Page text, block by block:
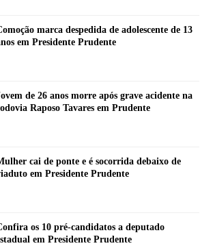
marca despedida de adolescente de 13
em Presidente Prudente
de 26 anos morre após grave acidente na
Raposo Tavares em Prudente
cai de ponte e é socorrida debaixo de
em Presidente Prudente
os 10 pré-candidatos a deputado
em Presidente Prudente